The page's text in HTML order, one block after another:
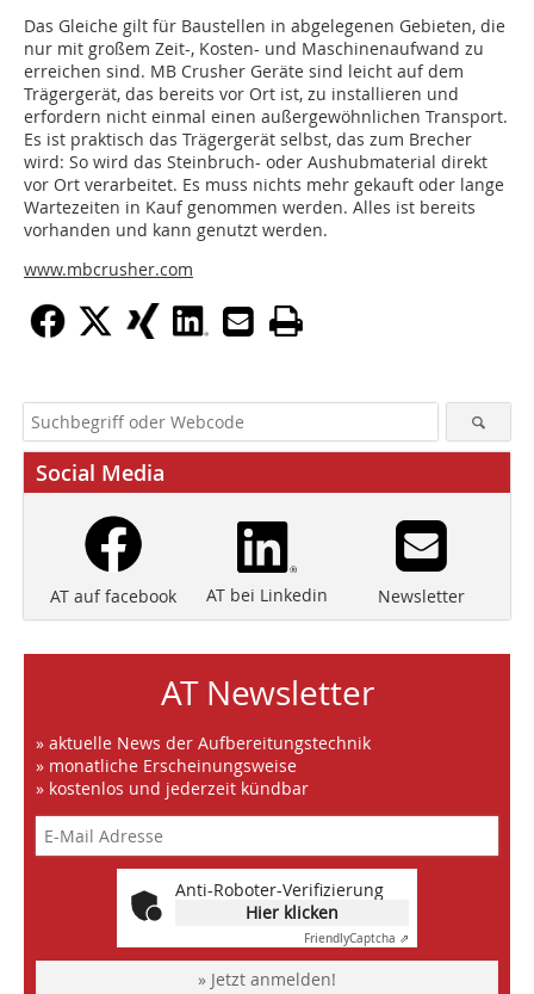
Das Gleiche gilt für Baustellen in abgelegenen Gebieten, die
nur mit großem Zeit-, Kosten- und Maschinenaufwand zu
erreichen sind. MB Crusher Geräte sind leicht auf dem
Trägergerät, das bereits vor Ort ist, zu installieren und
erfordern nicht einmal einen außergewöhnlichen Transport.
Es ist praktisch das Trägergerät selbst, das zum Brecher
wird: So wird das Steinbruch- oder Aushubmaterial direkt
vor Ort verarbeitet. Es muss nichts mehr gekauft oder lange
Wartezeiten in Kauf genommen werden. Alles ist bereits
vorhanden und kann genutzt werden.
www.mbcrusher.com
Social Media
AT auf facebook AT bei Linkedin Newsletter
AT Newsletter
» aktuelle News der Aufbereitungstechnik
» monatliche Erscheinungsweise
» kostenlos und jederzeit kündbar
Anti-Roboter-Verifizierung
Hier klicken
FriendlyCaptcha ⇗
» Jetzt anmelden!